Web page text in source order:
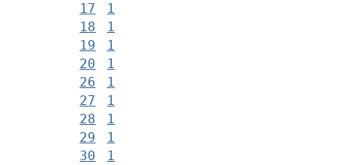
17
1
18
1
19
1
20
1
26
1
27
1
28
1
29
1
30
1